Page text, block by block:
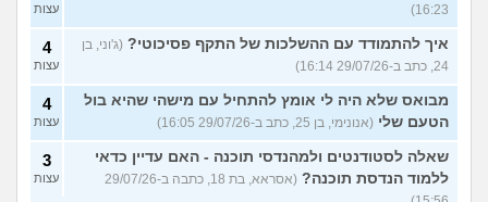
16:23)
עצות
איך להתמודד עם ההשלכות של התקף פסיכוטי? (ג'וני, בן
24, כתב ב-29/07/26 16:14)
4
עצות
מבואס שלא היה לי אומץ להתחיל עם מישהי שהיא בול
הטעם שלי (אנונימי, בן 25, כתב ב-29/07/26 16:05)
4
עצות
שאלה לסטודנטים ולמהנדסי תוכנה - האם עדיין כדאי
ללמוד הנדסת תוכנה?
(אסראא, בת 18, כתבה ב-29/07/26
3
עצות